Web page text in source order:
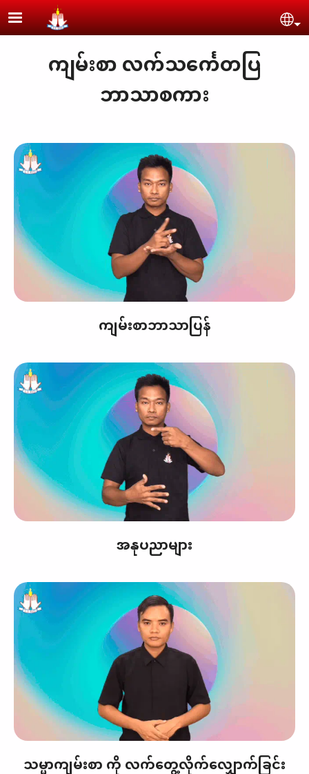
Skip to main content
ကျမ်းစာ လက်သင်္ကေတပြ
ဘာသာစကား
ကျမ်းစာဘာသာပြန်
အနုပညာများ
သမ္မာကျမ်းစာ ကို လက်တွေ့လိုက်လျှောက်ခြင်း